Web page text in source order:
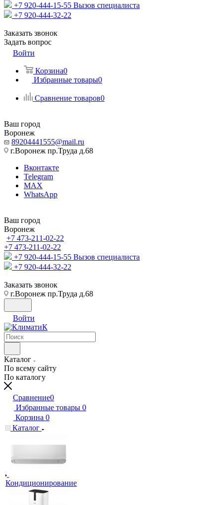
+7 920-444-15-55 Вызов специалиста
+7 920-444-32-22
Заказать звонок
Задать вопрос
Войти
Корзина0
Избранные товары0
Сравнение товаров0
Ваш город
Воронеж
89204441555@mail.ru
г.Воронеж пр.Труда д.68
Вконтакте
Telegram
MAX
WhatsApp
Ваш город
Воронеж
+7 473-211-02-22
+7 473-211-02-22
+7 920-444-15-55 Вызов специалиста
+7 920-444-32-22
Заказать звонок
г.Воронеж пр.Труда д.68
Войти
Каталог
По всему сайту
По каталогу
Сравнение0
Избранные товары 0
Корзина 0
Каталог
Кондиционирование